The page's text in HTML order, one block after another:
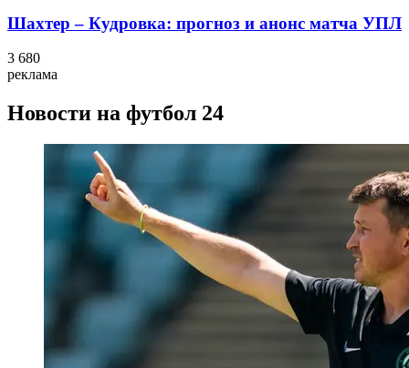
Шахтер – Кудровка: прогноз и анонс матча УПЛ
3 680
реклама
Новости на футбол 24